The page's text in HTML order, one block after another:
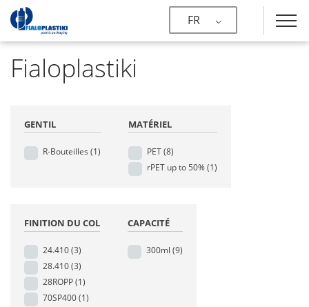
FR
Fialoplastiki
GENTIL
R-Bouteilles (1)
MATÉRIEL
PET(8)
rPET up to 50%(1)
FINITION DU COL
24.410(3)
28.410(3)
28ROPP(1)
70SP400(1)
CAPACITÉ
300ml (9)